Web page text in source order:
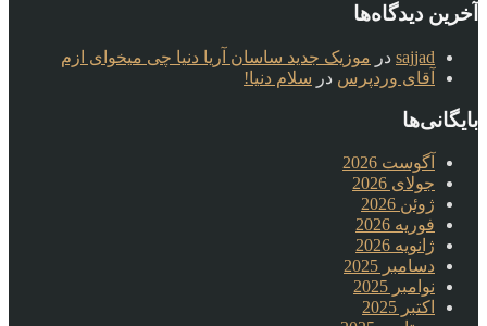
آخرین دیدگاه‌ها
sajjad در موزیک جدید ساسان آریا دنیا چی میخوای ازم
آقای وردپرس در سلام دنیا!
بایگانی‌ها
آگوست 2026
جولای 2026
ژوئن 2026
فوریه 2026
ژانویه 2026
دسامبر 2025
نوامبر 2025
اکتبر 2025